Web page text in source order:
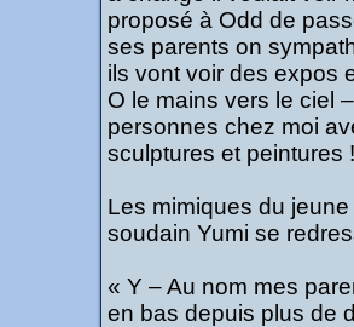
proposé à Odd de
ses parents on
ils vont voir des expos
O le mains vers le ciel
personnes chez moi
sculptures et peintures
Les mimiques du
soudain Yumi se
« Y – Au nom mes
en bas depuis plus de